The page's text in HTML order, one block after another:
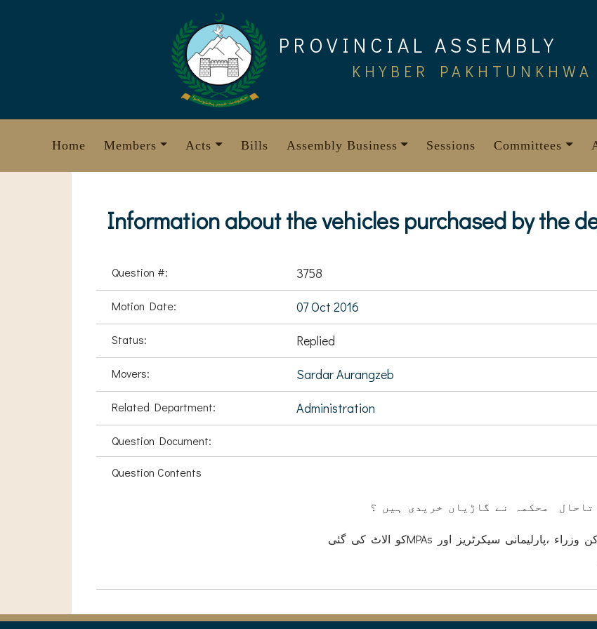
PROVINCIAL ASSEMBLY
KHYBER PAKHTUNKHWA
Home Members Acts Bills Assembly Business Sessions Committees
Information about the vehicles purchased by the
Question #: 3758
Motion Date: 07 Oct 2016
Status: Replied
Movers: Sardar Aurangzeb
Related Department: Administration
Question Document:
Question Contents
(ب) اگر (الف)کا جواب اثبات میں ہوتو کن کن وزراء ،پارلیمانی سیکرٹریز اور MPAsکو الاٹ کی گئی